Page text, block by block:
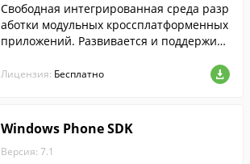
Свободная интегрированная среда разр
аботки модульных кроссплатформенных
приложений. Развивается и поддержива
Лицензия: Бесплатно
Windows Phone SDK
Версия: 7.1